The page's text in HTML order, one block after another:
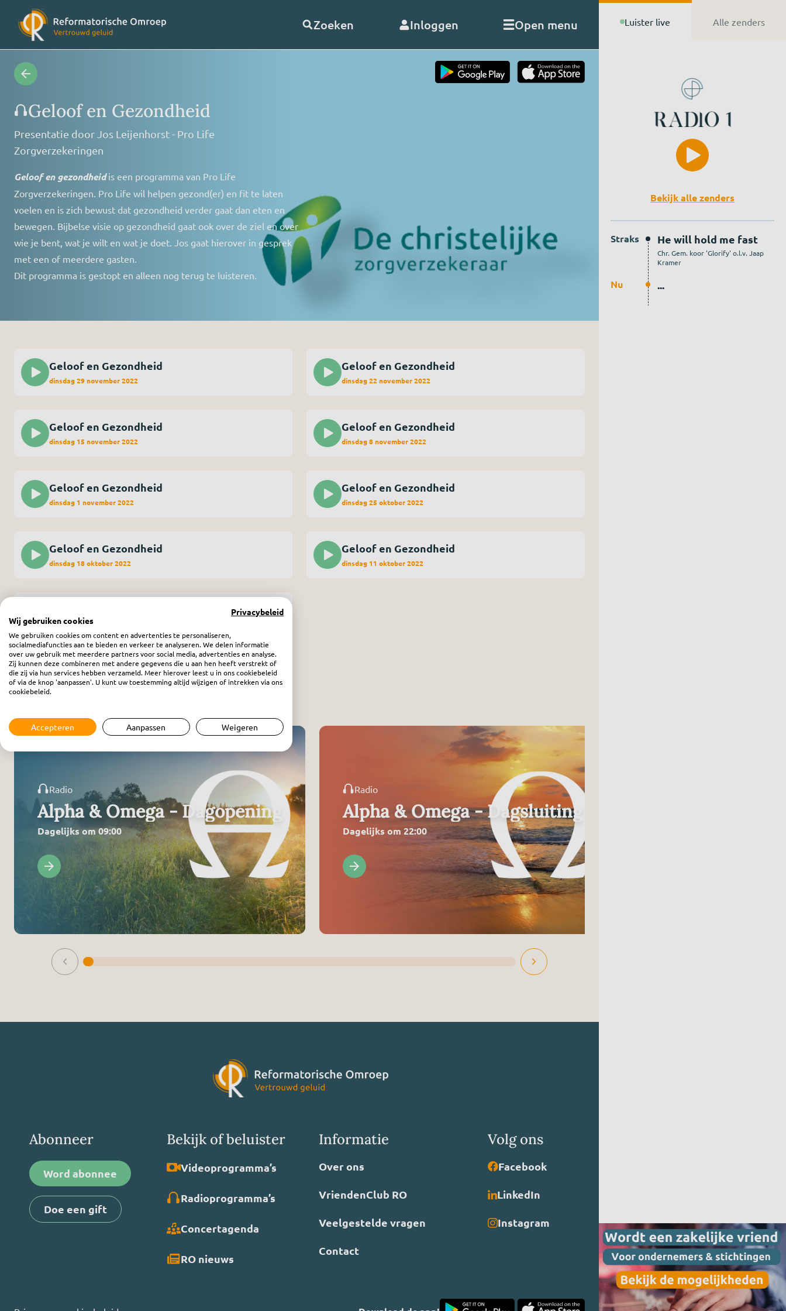
Zoeken Inloggen Open menu
Videoprogramma’s
Concertagenda
RO nieuws
VriendenClub RO
Contact opnemen
Geloof en Gezondheid
Presentatie door Jos Leijenhorst - Pro Life
Zorgverzekeringen
Geloof en gezondheidis een programma van Pro Life
Zorgverzekeringen. Pro Life wil helpen gezond(er) en fit te laten
voelen en is zich bewust dat gezondheid verder gaat dan eten en
bewegen. Bijbelse visie op gezondheid gaat ook over de ziel en over
wie je bent, wat je wilt en wat je doet. Jos gaat hierover in gesprek
met een of meerdere gasten.
Dit programma is gestopt en alleen nog terug te luisteren.
Geloof en Gezondheid
dinsdag 29 november 2022
Geloof en Gezondheid
dinsdag 22 november 2022
Geloof en Gezondheid
dinsdag 15 november 2022
Geloof en Gezondheid
dinsdag 8 november 2022
Geloof en Gezondheid
dinsdag 1 november 2022
Geloof en Gezondheid
dinsdag 25 oktober 2022
Geloof en Gezondheid
dinsdag 18 oktober 2022
Geloof en Gezondheid
dinsdag 11 oktober 2022
dinsdag 4 oktober 2022
Radio
Alpha & Omega - Dagopening
Dagelijks om 09:00
Radio
Alpha & Omega - Dagsluiting
Dagelijks om 22:00
Abonneer
Word abonnee
Doe een gift
Bekijk of beluister
Video­programma’s
Radio­programma’s
Concertagenda
RO nieuws
Informatie
Over ons
VriendenClub RO
Veelgestelde vragen
Contact
Volg ons
Facebook
LinkedIn
Instagram
Luister live Alle zenders
Bekijk alle zenders
Straks He will hold me fast
Chr. Gem. koor 'Glorify' o.l.v. Jaap
Kramer
Nu ...
Privacybeleid
Wij gebruiken cookies
We gebruiken cookies om content en advertenties te personaliseren,
socialmediafuncties aan te bieden en verkeer te analyseren. We delen informatie
over uw gebruik met meerdere partners voor social media, advertenties en analyse.
Zij kunnen deze combineren met andere gegevens die u aan hen heeft verstrekt of
die zij via hun services hebben verzameld. Meer hierover leest u in ons cookiebeleid
of via de knop 'aanpassen'. U kunt uw toestemming altijd wijzigen of intrekken via ons
cookiebeleid.
Accepteren Aanpassen Weigeren